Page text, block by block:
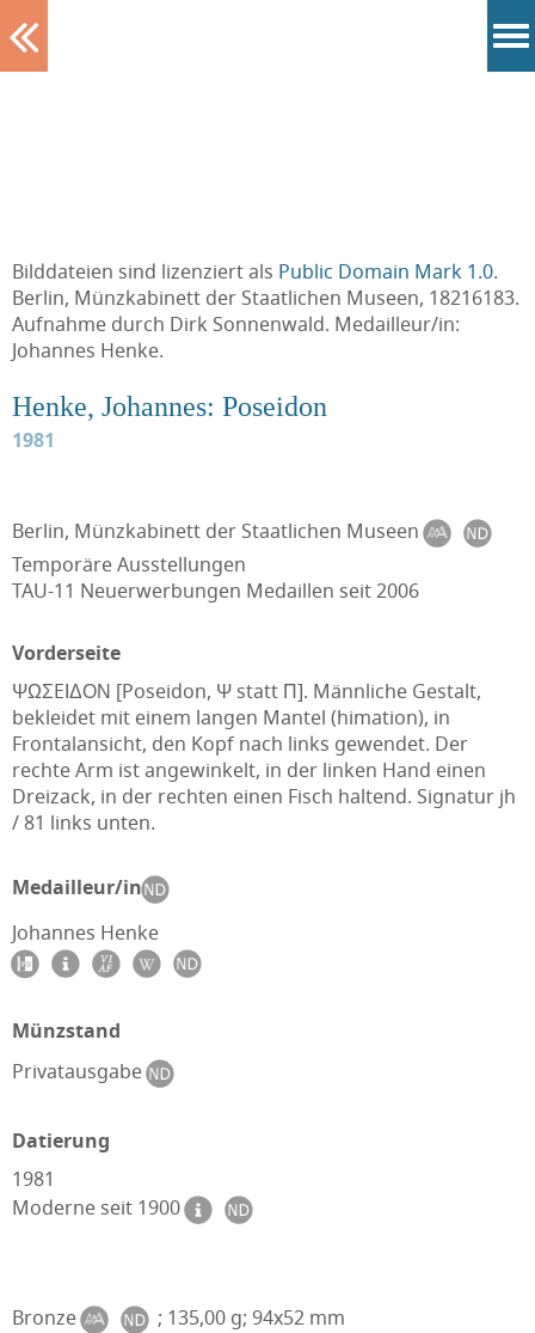
Bilddateien sind lizenziert als Public Domain Mark 1.0.
Berlin, Münzkabinett der Staatlichen Museen, 18216183.
Aufnahme durch Dirk Sonnenwald. Medailleur/in:
Johannes Henke.
Henke, Johannes: Poseidon
1981
Berlin, Münzkabinett der Staatlichen Museen
Temporäre Ausstellungen
TAU-11 Neuerwerbungen Medaillen seit 2006
Vorderseite
ΨΩΣEΙΔΟΝ [Poseidon, Ψ statt Π]. Männliche Gestalt,
bekleidet mit einem langen Mantel (himation), in
Frontalansicht, den Kopf nach links gewendet. Der
rechte Arm ist angewinkelt, in der linken Hand einen
Dreizack, in der rechten einen Fisch haltend. Signatur jh
/ 81 links unten.
Medailleur/in
Johannes Henke
Münzstand
Privatausgabe
Datierung
1981
Moderne seit 1900
Bronze ; 135,00 g; 94x52 mm